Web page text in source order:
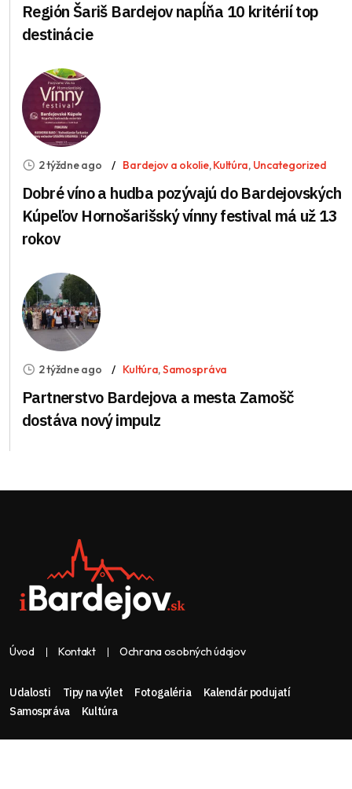
Región Šariš Bardejov napĺňa 10 kritérií top
destinácie
2 týždne ago Bardejov a okolie,Kultúra, Uncategorized
Dobré víno a hudba pozývajú do Bardejovských
Kúpeľov Hornošarišský vínny festival má už 13
rokov
2 týždne ago Kultúra,Samospráva
Partnerstvo Bardejova a mesta Zamošč
dostáva nový impulz
Úvod Kontakt Ochrana osobných údajov
Udalosti Tipy na výlet Fotogaléria
Kalendár podujatí
Samospráva
Kultúra